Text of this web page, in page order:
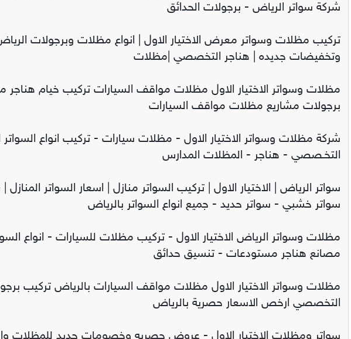
شركة سواتر الرياض - برجولات الحدائق
تركيب مظلات وسواتر معرض الاختيار الاول | انواع مظلات وبرجولات
وتخفيضات جديده | هناجر التخصصي |مظلات
مظلات وسواتر الاختيار الاول مظلات مواقف السيارات تركيب خيام
برجولات مشاريع مظلات مواقف السيارات
شركة مظلات وسواتر الاختيار الاول - مظلات سيارات - تركيب انواع
التخـصصي - هناجر - المظلات المدارس
سواتر الرياض | الاختيار الاول | تركيب السواتر منازل | اسعار السواتر
سواتر خشبي - سواتر حديد - جميع انواع السواتر بالرياض
مظلات وسواتر الرياض الاختيار الاول - تركيب مظلات للسيارات - انواع
مصانع هناجر مستودعات - تنسيق حدائق
مظلات وسواتر الاختيار الاول مظلات مواقف السيارات بالرياض تركيب
التخصصي ارخص الاسعار حصرية بالرياض